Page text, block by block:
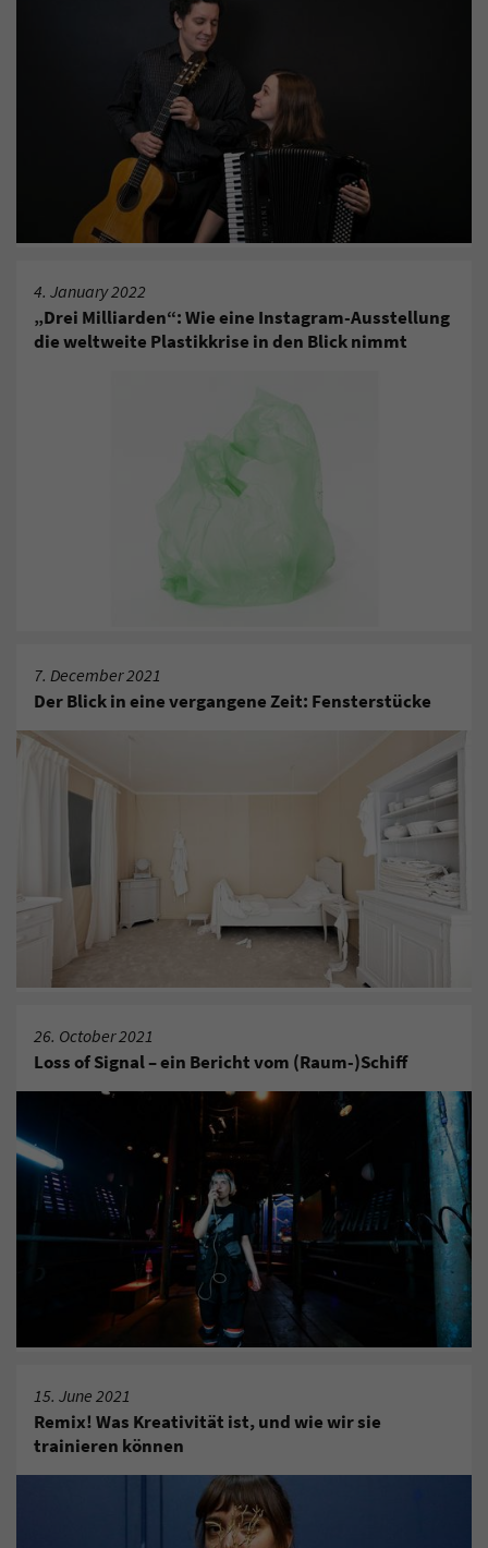
4. January 2022
„Drei Milliarden“: Wie eine Instagram-Ausstellung
die weltweite Plastikkrise in den Blick nimmt
7. December 2021
Der Blick in eine vergangene Zeit: Fensterstücke
26. October 2021
Loss of Signal – ein Bericht vom (Raum-)Schiff
15. June 2021
Remix! Was Kreativität ist, und wie wir sie
trainieren können